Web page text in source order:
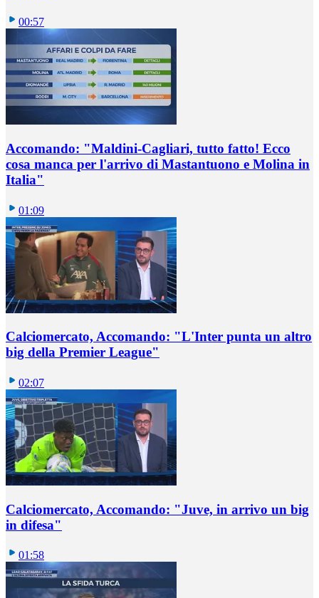
00:57
Accomando: "Maldini-Cagliari, tutto fatto! Ecco
cosa manca per l'arrivo di Mastantuono e Molina in
Italia"
01:09
Calciomercato, Accomando: "L'Inter punta un altro
big della Premier League"
02:07
Calciomercato, Accomando: "Juve, in arrivo un big
in difesa"
01:58